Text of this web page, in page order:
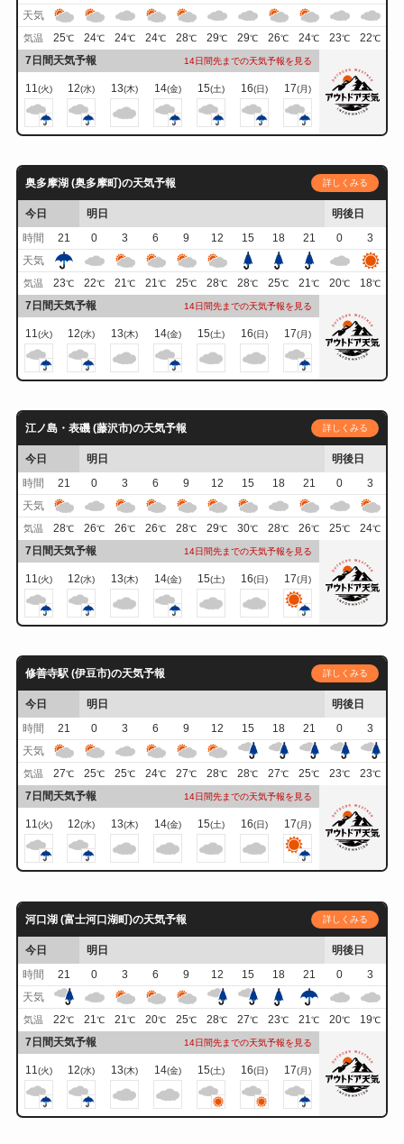
天気
気温 25℃ 24℃ 24℃ 24℃ 28℃ 29℃ 29℃ 26℃ 24℃ 23℃ 22℃
7日間天気予報 14日間先までの天気予報を見る
11(火) 12(水) 13(木) 14(金) 15(土) 16(日) 17(月)
奥多摩湖 (奥多摩町)の天気予報 詳しくみる
今日 明日
明後日
時間
21 0 3 6 9 12 15 18 21 0
3
天気
気温 23℃ 22℃ 21℃ 21℃ 25℃ 28℃ 28℃ 25℃ 21℃ 20℃ 18℃
7日間天気予報 14日間先までの天気予報を見る
11(火) 12(水) 13(木) 14(金) 15(土) 16(日) 17(月)
江ノ島・表磯 (藤沢市)の天気予報 詳しくみる
今日 明日
明後日
時間
21 0 3 6 9 12 15 18 21 0
3
天気
気温 28℃ 26℃ 26℃ 26℃ 28℃ 29℃ 30℃ 28℃ 26℃ 25℃ 24℃
7日間天気予報 14日間先までの天気予報を見る
11(火) 12(水) 13(木) 14(金) 15(土) 16(日) 17(月)
修善寺駅 (伊豆市)の天気予報 詳しくみる
今日 明日
明後日
時間
21 0 3 6 9 12 15 18 21 0
3
天気
気温 27℃ 25℃ 25℃ 24℃ 27℃ 28℃ 28℃ 27℃ 25℃ 23℃ 23℃
7日間天気予報 14日間先までの天気予報を見る
11(火) 12(水) 13(木) 14(金) 15(土) 16(日) 17(月)
河口湖 (富士河口湖町)の天気予報 詳しくみる
今日 明日
明後日
時間
21 0 3 6 9 12 15 18 21 0
3
天気
気温 22℃ 21℃ 21℃ 20℃ 25℃ 28℃ 27℃ 23℃ 21℃ 20℃ 19℃
7日間天気予報 14日間先までの天気予報を見る
11(火) 12(水) 13(木) 14(金) 15(土) 16(日) 17(月)